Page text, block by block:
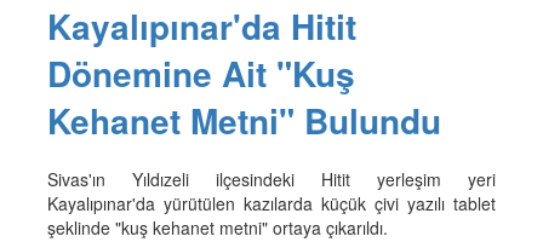
Kayalıpınar'da Hitit
Dönemine Ait "Kuş
Kehanet Metni" Bulundu
Sivas'ın Yıldızeli ilçesindeki Hitit yerleşim yeri
Kayalıpınar'da yürütülen kazılarda küçük çivi yazılı tablet
şeklinde "kuş kehanet metni" ortaya çıkarıldı.